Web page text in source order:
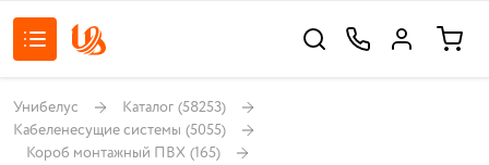
Унибелус Каталог (58253)
Кабеленесущие системы (5055)
Короб монтажный ПВХ (165)